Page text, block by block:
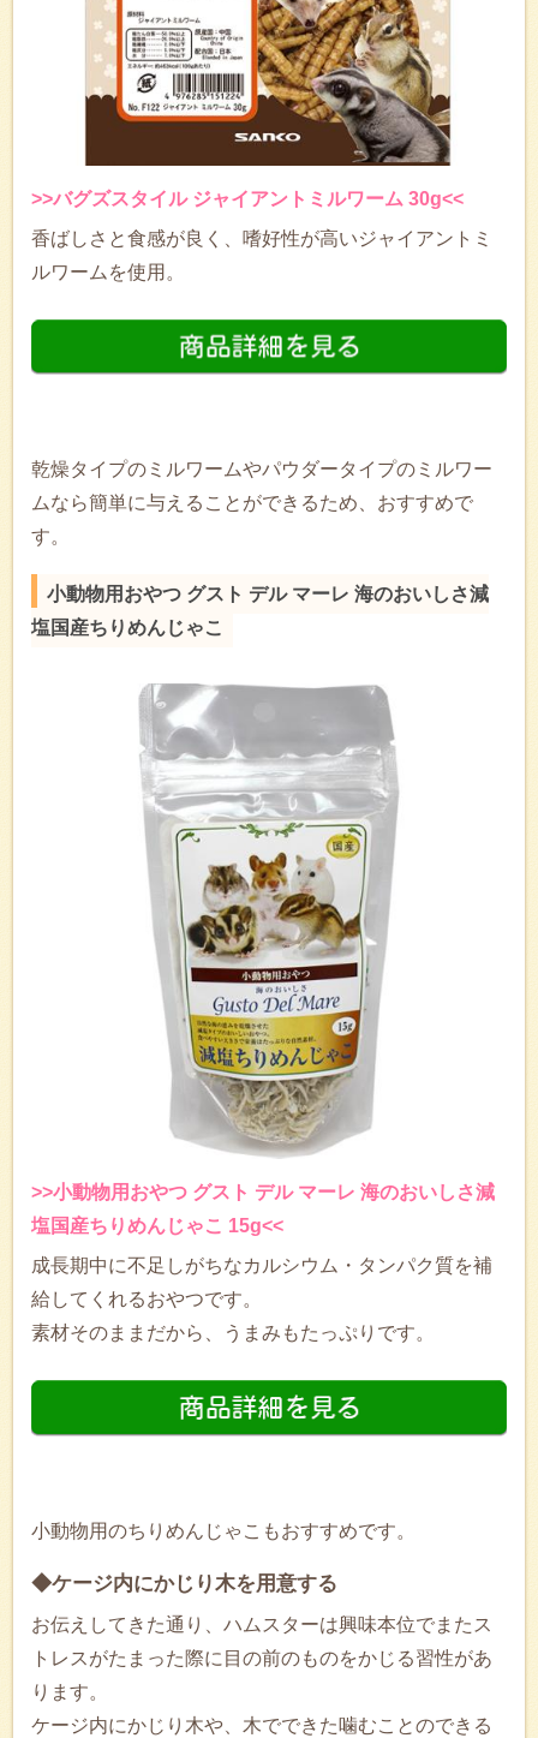
>>バグズスタイル ジャイアントミルワーム 30g<<
香ばしさと食感が良く、嗜好性が高いジャイアントミ
ルワームを使用。
乾燥タイプのミルワームやパウダータイプのミルワー
ムなら簡単に与えることができるため、おすすめで
す。
小動物用おやつ グスト デル マーレ 海のおいしさ減
塩国産ちりめんじゃこ
>>小動物用おやつ グスト デル マーレ 海のおいしさ減
塩国産ちりめんじゃこ 15g<<
成長期中に不足しがちなカルシウム・タンパク質を補
給してくれるおやつです。
素材そのままだから、うまみもたっぷりです。
小動物用のちりめんじゃこもおすすめです。
◆ケージ内にかじり木を用意する
お伝えしてきた通り、ハムスターは興味本位でまたス
トレスがたまった際に目の前のものをかじる習性があ
ります。
ケージ内にかじり木や、木でできた噛むことのできる